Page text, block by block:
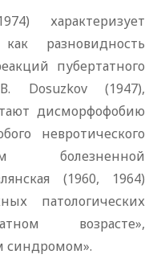
характеризует
разновидность
пубертатного
Dosuzkov (1947),
дисморфофобию
невротического
болезненной
(1960, 1964)
патологических
возрасте»,
синдромом».